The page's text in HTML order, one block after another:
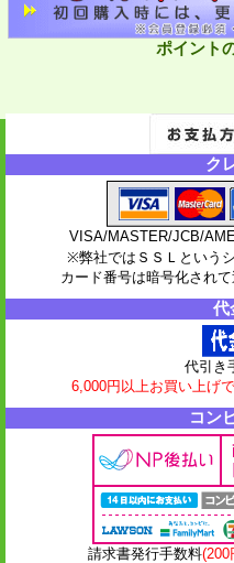
ポイント
ク
VISA/MASTER/JCB/
※弊社ではＳＳＬという
カード番号は暗号化され
代
代引き
6,000円以上お買い上げ
コン
請求書発行手数料(200